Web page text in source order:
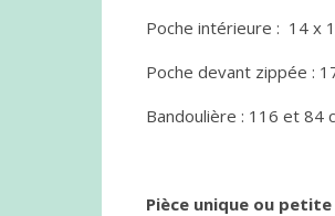
Poche intérieure : 14 x
Poche devant zippée :
Bandoulière : 116 et 84
Pièce unique ou